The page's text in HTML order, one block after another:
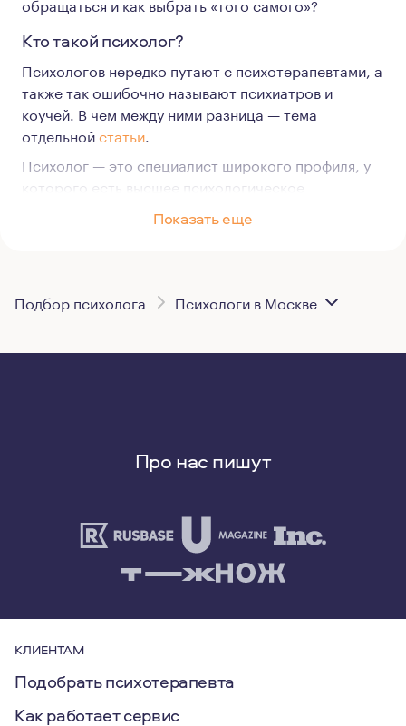
Кто такой психолог?
Психологов нередко путают с психотерапевтами, а
также так ошибочно называют психиатров и
коучей. В чем между ними разница — тема
отдельнойстатьи.
Психолог — это специалист широкого профиля, у
которого есть высшее психологическое
сферах: в образовании, в здравоохранении, в МЧС
оказывать кризисную помощь пострадавшим,
заниматься профориентацией, подбором
Психологов, которые ведут частную практику,
Москва — город, в котором выбрать специалиста
не так трудно. Здесь можно найти психолога,
который принимает и очно, и в онлайн формате. И
все же есть аспекты, на которые необходимо
психологическое образование;
он должен работать с темой, которая вас
беспокоит;
психолог должен вызывать у вас симпатию и
Показать еще
Подбор психолога Психологи в Москве
Про нас пишут
КЛИЕНТАМ
Подобрать психотерапевта
Как работает сервис